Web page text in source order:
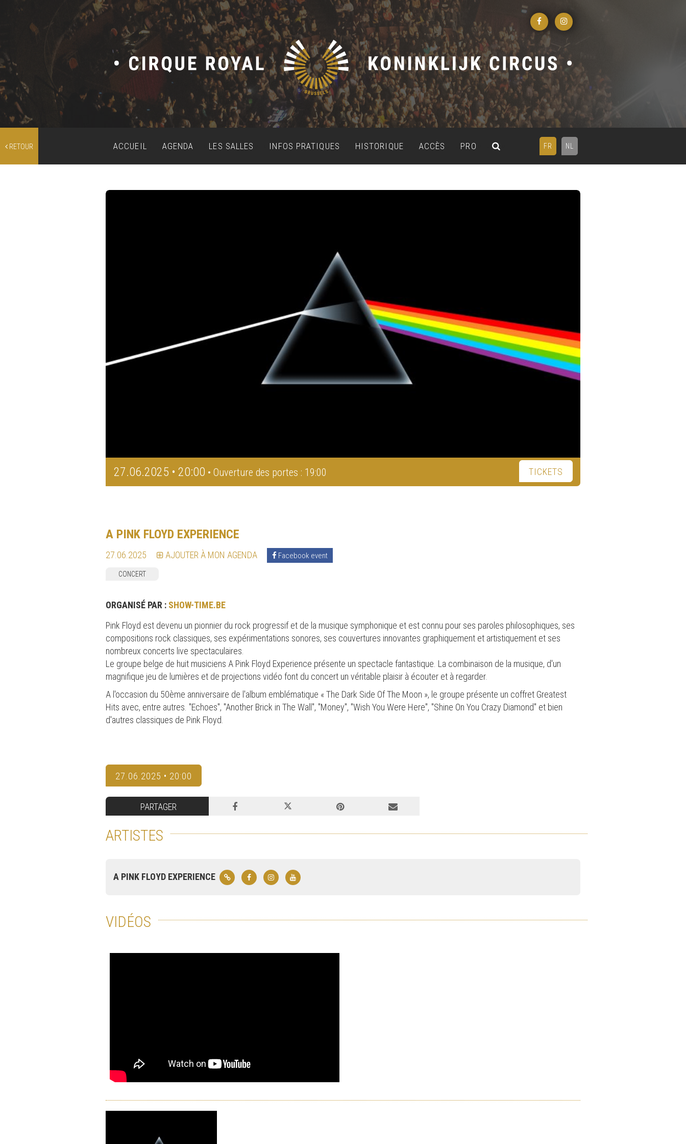
RETOUR FR NL
ACCUEIL AGENDA LES SALLES INFOS PRATIQUES HISTORIQUE ACCÈS PRO
27.06.2025 • 20:00 • Ouverture des portes : 19:00 TICKETS
A PINK FLOYD EXPERIENCE
27.06.2025 AJOUTER À MON AGENDA Facebook event
CONCERT
ORGANISÉ PAR : SHOW-TIME.BE
Pink Floyd est devenu un pionnier du rock progressif et de la musique symphonique et est connu pour ses paroles philosophiques, ses
compositions rock classiques, ses expérimentations sonores, ses couvertures innovantes graphiquement et artistiquement et ses
nombreux concerts live spectaculaires.
Le groupe belge de huit musiciens A Pink Floyd Experience présente un spectacle fantastique. La combinaison de la musique, d'un
magnifique jeu de lumières et de projections vidéo font du concert un véritable plaisir à écouter et à regarder.
A l'occasion du 50ème anniversaire de l'album emblématique « The Dark Side Of The Moon », le groupe présente un coffret Greatest
Hits avec, entre autres. "Echoes", "Another Brick in The Wall", "Money", "Wish You Were Here", "Shine On You Crazy Diamond" et bien
d'autres classiques de Pink Floyd.
27.06.2025 • 20:00
PARTAGER
ARTISTES
A PINK FLOYD EXPERIENCE
VIDÉOS